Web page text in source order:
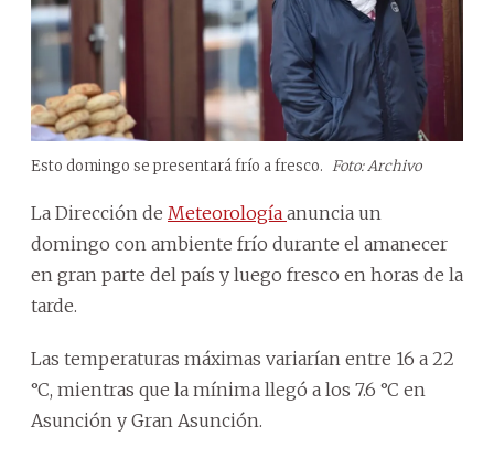
Esto domingo se presentará frío a fresco. Foto: Archivo
La Dirección de Meteorología anuncia un
domingo con ambiente frío durante el amanecer
en gran parte del país y luego fresco en horas de la
tarde.
Las temperaturas máximas variarían entre 16 a 22
°C, mientras que la mínima llegó a los 7.6 °C en
Asunción y Gran Asunción.